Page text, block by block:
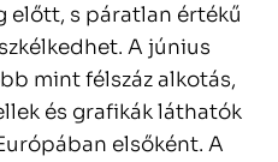
előtt, s páratlan értékű
A június
mint félszáz alkotás,
és grafikák láthatók
elsőként. A